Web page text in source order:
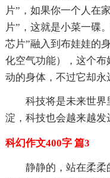
片”，如果你一个人在
片”，这就是小菜一碟
芯片”融入到布娃娃的
化空气功能），这个
动的身体，不过它却永
科技将是未来世
淀，科技也会越来越发
科幻作文400字 篇3
静静的，站在柔柔